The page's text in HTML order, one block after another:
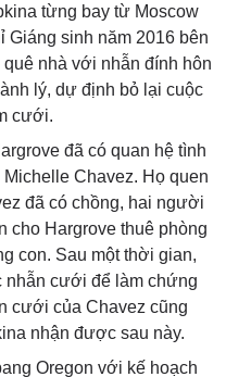
từng bay từ Moscow
Giáng sinh năm 2016 bên
nhà với nhẫn đính hôn
lý, dự định bỏ lại cuộc
cưới.
đã có quan hệ tình
Chavez. Họ quen
đã có chồng, hai người
cho Hargrove thuê phòng
con. Sau một thời gian,
nhẫn cưới để làm chứng
cưới của Chavez cũng
nhận được sau này.
Oregon với kế hoạch